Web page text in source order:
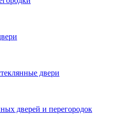
двери
дверей и перегородок